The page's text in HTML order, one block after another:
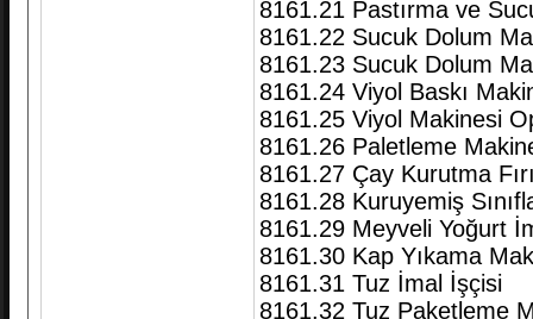
8161.21 Pastırma ve
8161.22 Sucuk Dolum
8161.23 Sucuk Dolum
8161.24 Viyol Baskı
8161.25 Viyol Makinesi
8161.26 Paletleme
8161.27 Çay Kurutma
8161.28 Kuruyemiş
8161.29 Meyveli Yoğurt
8161.30 Kap Yıkama
8161.31 Tuz İmal İşçisi
8161.32 Tuz Paketleme